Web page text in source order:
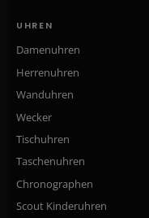
UHREN
Damenuhren
Herrenuhren
Wanduhren
Wecker
Tischuhren
Taschenuhren
Chronographen
Scout Kinderuhren